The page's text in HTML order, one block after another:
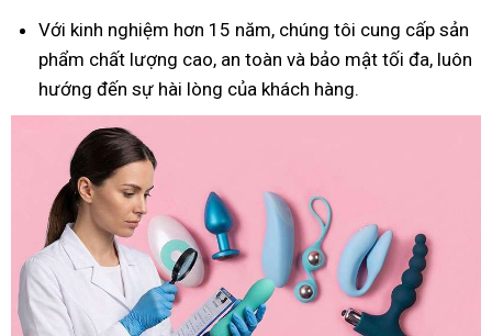
Với kinh nghiệm hơn 15 năm, chúng tôi cung cấp sản
phẩm chất lượng cao, an toàn và bảo mật tối đa, luôn
hướng đến sự hài lòng của khách hàng.